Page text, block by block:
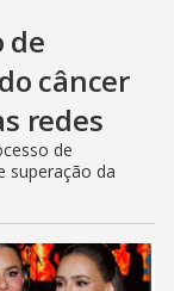
de
câncer
redes
de
superação da